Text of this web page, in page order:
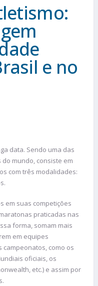
e no
data. Sendo uma das
mundo, consiste em
com três modalidades:
em suas competições
praticadas nas
forma, somam mais
em equipes
como os
oficiais, os
etc.) e assim por